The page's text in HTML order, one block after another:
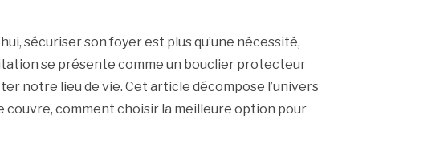
sécuriser son foyer est plus qu’une nécessité,
se présente comme un bouclier protecteur
notre lieu de vie. Cet article décompose l’univers
couvre, comment choisir la meilleure option pour